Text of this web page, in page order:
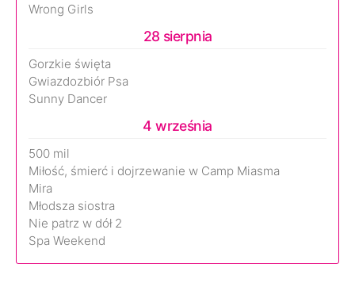
Wrong Girls
28 sierpnia
Gorzkie święta
Gwiazdozbiór Psa
Sunny Dancer
4 września
500 mil
Miłość, śmierć i dojrzewanie w Camp Miasma
Mira
Młodsza siostra
Nie patrz w dół 2
Spa Weekend